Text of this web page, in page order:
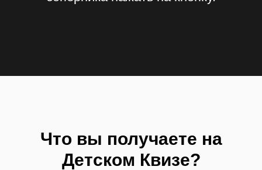
Что вы получаете на
Детском Квизе?